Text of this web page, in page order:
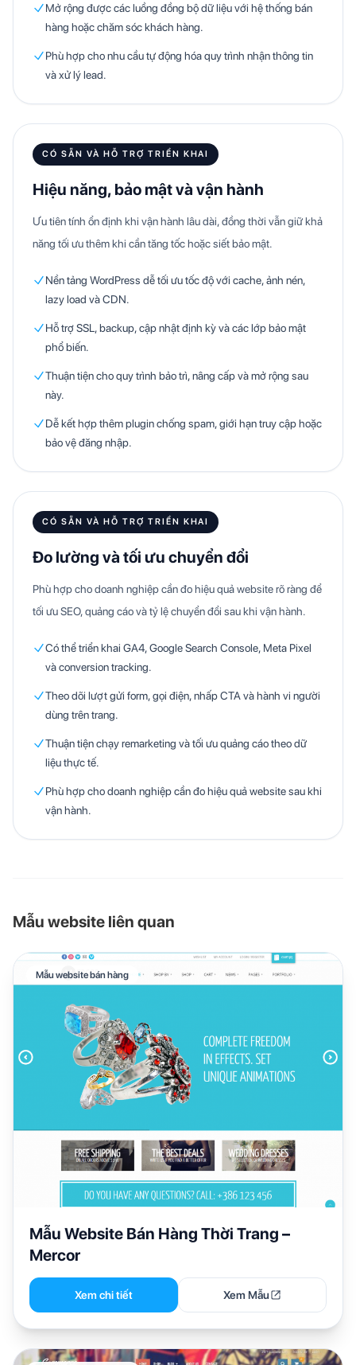
Mở rộng được các luồng đồng bộ dữ liệu với hệ thống bán
hàng hoặc chăm sóc khách hàng.
Phù hợp cho nhu cầu tự động hóa quy trình nhận thông tin
và xử lý lead.
CÓ SẴN VÀ HỖ TRỢ TRIỂN KHAI
Hiệu năng, bảo mật và vận hành
Ưu tiên tính ổn định khi vận hành lâu dài, đồng thời vẫn giữ khả
năng tối ưu thêm khi cần tăng tốc hoặc siết bảo mật.
Nền tảng WordPress dễ tối ưu tốc độ với cache, ảnh nén,
lazy load và CDN.
Hỗ trợ SSL, backup, cập nhật định kỳ và các lớp bảo mật
phổ biến.
Thuận tiện cho quy trình bảo trì, nâng cấp và mở rộng sau
này.
Dễ kết hợp thêm plugin chống spam, giới hạn truy cập hoặc
bảo vệ đăng nhập.
CÓ SẴN VÀ HỖ TRỢ TRIỂN KHAI
Đo lường và tối ưu chuyển đổi
Phù hợp cho doanh nghiệp cần đo hiệu quả website rõ ràng để
tối ưu SEO, quảng cáo và tỷ lệ chuyển đổi sau khi vận hành.
Có thể triển khai GA4, Google Search Console, Meta Pixel
và conversion tracking.
Theo dõi lượt gửi form, gọi điện, nhấp CTA và hành vi người
dùng trên trang.
Thuận tiện chạy remarketing và tối ưu quảng cáo theo dữ
liệu thực tế.
Phù hợp cho doanh nghiệp cần đo hiệu quả website sau khi
vận hành.
Mẫu website liên quan
Mẫu website bán hàng
Mẫu Website Bán Hàng Thời Trang –
Mercor
Xem chi tiết Xem Mẫu